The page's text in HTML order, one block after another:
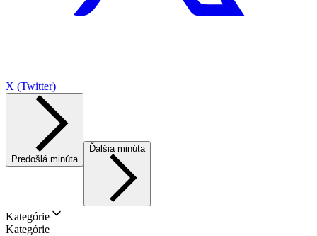
X (Twitter)
Predošlá minúta
Ďalšia minúta
Kategórie
Kategórie